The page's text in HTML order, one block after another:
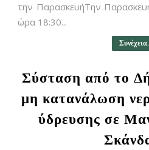
την ΠαρασκευήΤην
ώρα 18:30...
Σύσταση από το
μη κατανάλωση
ύδρευσης σε